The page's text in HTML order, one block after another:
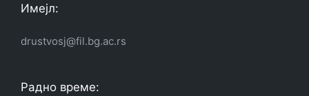
Имејл:
drustvosj@fil.bg.ac.rs
Радно време: